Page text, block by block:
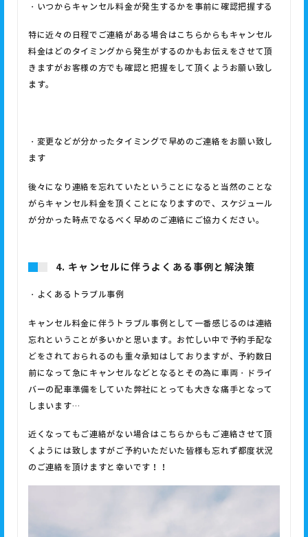
・いつからキャンセル料金が発生するかを事前に確認把握する
特に近々の日程でご連絡がある場合はこちらからもキャンセル
料金はどのタイミングから発生がするのかもお伝えをさせて頂
きますがお客様の方でも確認と把握をして頂くようお願い致し
ます。
・変更などが分かったタイミングで早めのご連絡をお願い致し
ます
後々になり連絡を忘れていたということになると当然のことな
がらキャンセル料金を頂くことになりますので、スケジュール
が分かった時点でなるべく早めのご連絡にご協力ください。
4. キャンセルに伴うよくある事例と解決策
・よくあるトラブル事例
キャンセル料金に伴うトラブル事例として一番感じるのは連絡
忘れということが多いかと思います。お忙しい中で予約手配な
どをされておられるのも重々承知はしておりますが、予約数日
前になって急にキャンセルなどとなるとその為に車両・ドライ
バーの配車準備をしていた弊社にとっても大きな痛手となって
しまいます…
近くなってもご連絡がない場合はこちらからもご連絡させて頂
くようには致しますがご予約いただいた皆様も忘れず都度状況
のご連絡を頂けますと幸いです！！